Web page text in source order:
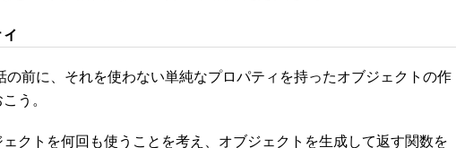
の前に、それを使わない単純なプロパティを持ったオブジェクトの作
う。
クトを何回も使うことを考え、オブジェクトを生成して返す関数を